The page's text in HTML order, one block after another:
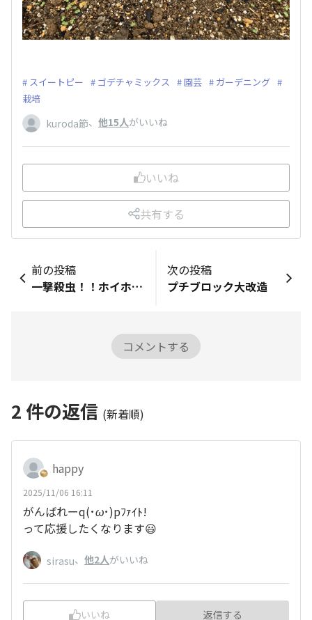
スイートピー ゴデチャミックス 園芸
ガーデニング
栽培
kuroda節、 他15人がいいね
いいね
共有する
前の投稿
一撃殺虫！！ホイホイさん
次の投稿
プチブロック大改造
コメントする
2 件の返信 (新着順)
happy
2025/11/06 16:11
がんばれーq(･ω･)pﾌｧｲﾄ!
って応援したくなります😃
sirasu、 他2人がいいね
いいね 返信する